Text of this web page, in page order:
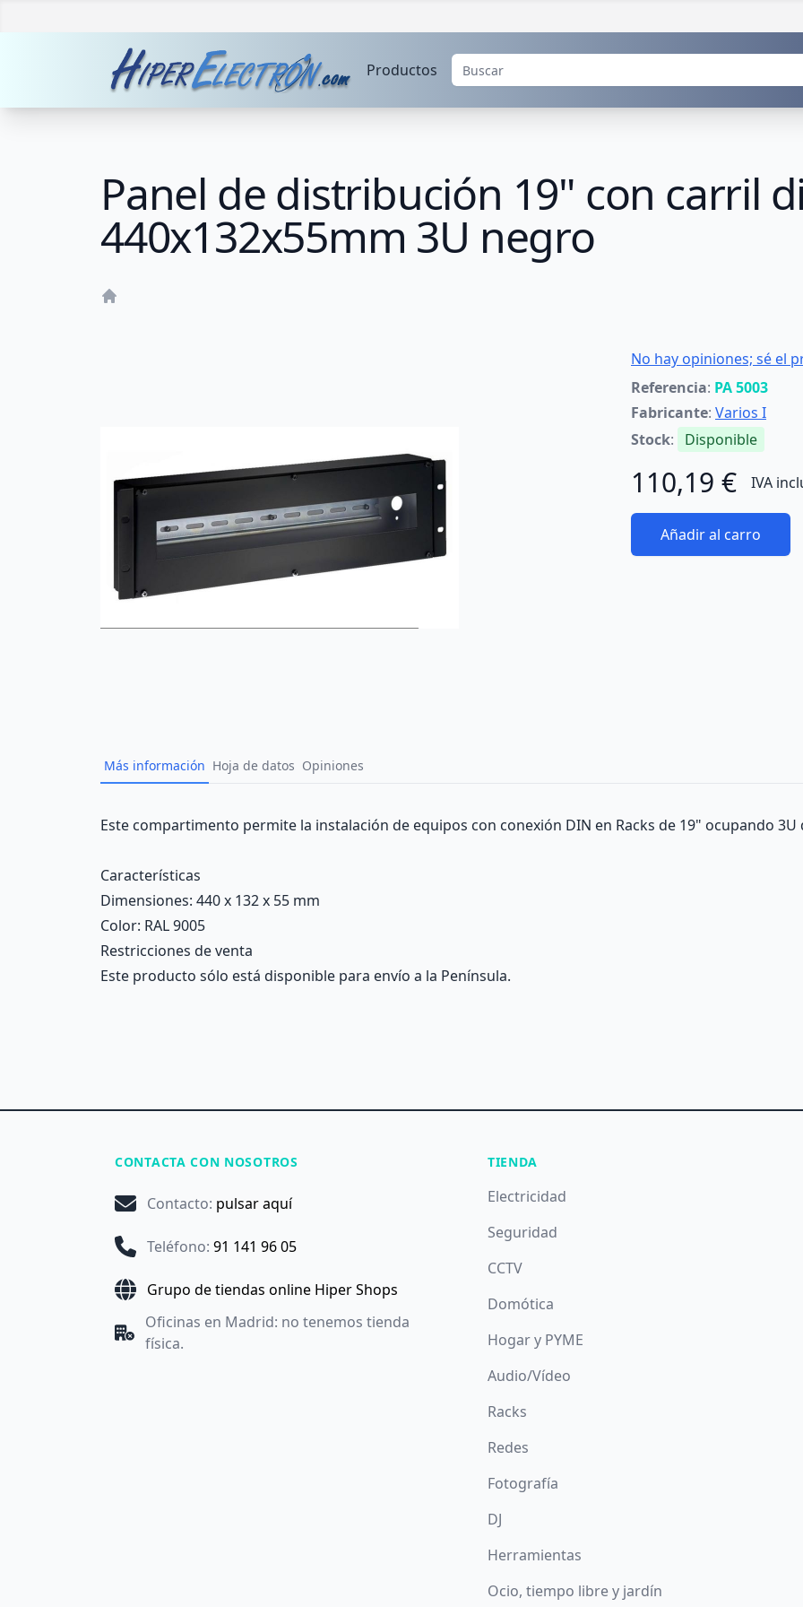
Productos
Panel de distribución 19" con carril
440x132x55mm 3U negro
No hay opiniones; sé el
Referencia: PA 5003
Fabricante: Varios I
Stock: Disponible
110,19 € IVA
Añadir al carro
Más información Hoja de datos Opiniones
Description
Este compartimento permite la instalación de equipos con conexión DIN en Racks de 19" ocupando 3U
Características
Dimensiones: 440 x 132 x 55 mm
Color: RAL 9005
Restricciones de venta
Este producto sólo está disponible para envío a la Península.
CONTACTA CON NOSOTROS
Contacto: pulsar aquí
Teléfono: 91 141 96 05
Grupo de tiendas online Hiper Shops
Oficinas en Madrid: no tenemos tienda
física.
TIENDA
Electricidad
Seguridad
CCTV
Domótica
Hogar y PYME
Audio/Vídeo
Racks
Redes
Fotografía
DJ
Herramientas
Ocio, tiempo libre y jardín